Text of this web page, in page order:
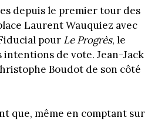
depuis le premier tour des
Laurent Wauquiez avec
pour Le Progrès, le
de vote. Jean-Jack
Boudot de son côté
que, même en comptant sur